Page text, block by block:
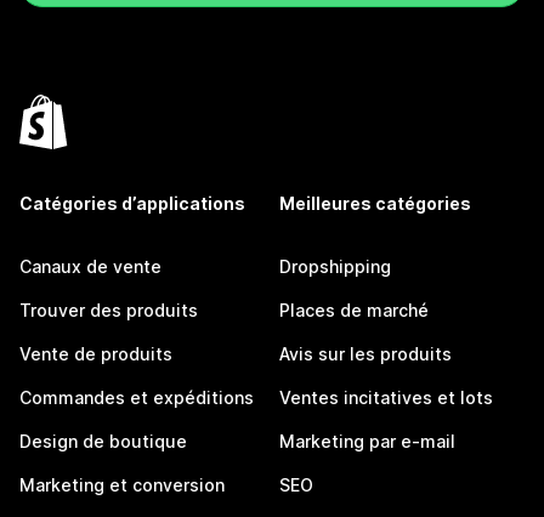
Catégories d’applications
Canaux de vente
Trouver des produits
Vente de produits
Commandes et expéditions
Design de boutique
Marketing et conversion
Meilleures catégories
Dropshipping
Places de marché
Avis sur les produits
Ventes incitatives et lots
Marketing par e-mail
SEO